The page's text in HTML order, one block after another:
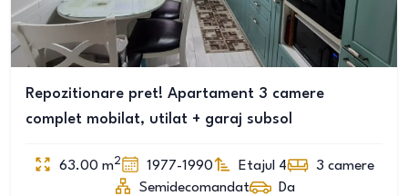
Repozitionare pret! Apartament 3 camere
complet mobilat, utilat + garaj subsol
63.00 m2 1977-1990 Etajul 4 3 camere
Semidecomandat
Da